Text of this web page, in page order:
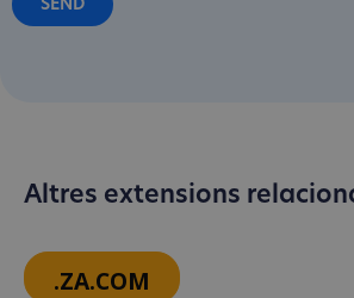
Altres extensions
.ZA.COM